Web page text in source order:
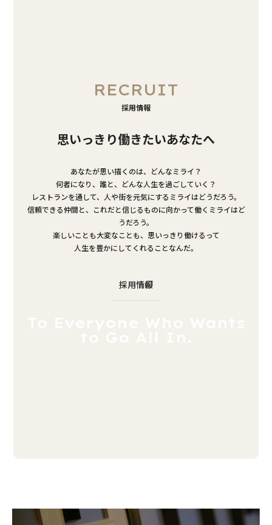
RECRUIT
採用情報
思いっきり働きたいあなたへ
あなたが思い描くのは、どんなミライ？
何者になり、誰と、どんな人生を過ごしていく？
レストランを通して、人や街を元気にするミライはどうだろう。
信頼できる仲間と、これだと信じるものに向かって働くミライはど
うだろう。
楽しいことも大変なことも、思いっきり働けるって
人生を豊かにしてくれることなんだ。
採用情報